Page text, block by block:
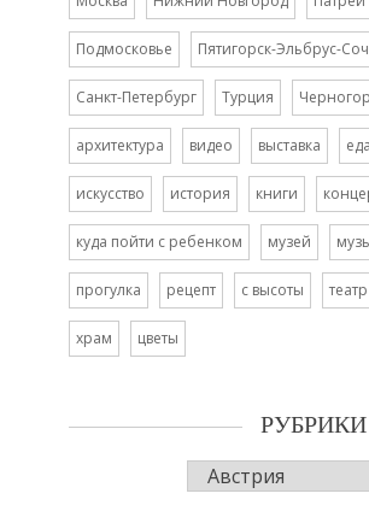
Подмосковье Пятигорск-Эльбрус-
Санкт-Петербург Турция
архитектура видео выставка
искусство история книги
куда пойти с ребенком музей
прогулка рецепт с высоты театр
храм цветы
РУБРИКИ
Рубрики